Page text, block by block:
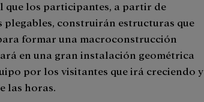
que los participantes, a partir de
plegables, construirán estructuras que
formar una macroconstrucción
en una gran instalación geométrica
por los visitantes que irá creciendo y
las horas.